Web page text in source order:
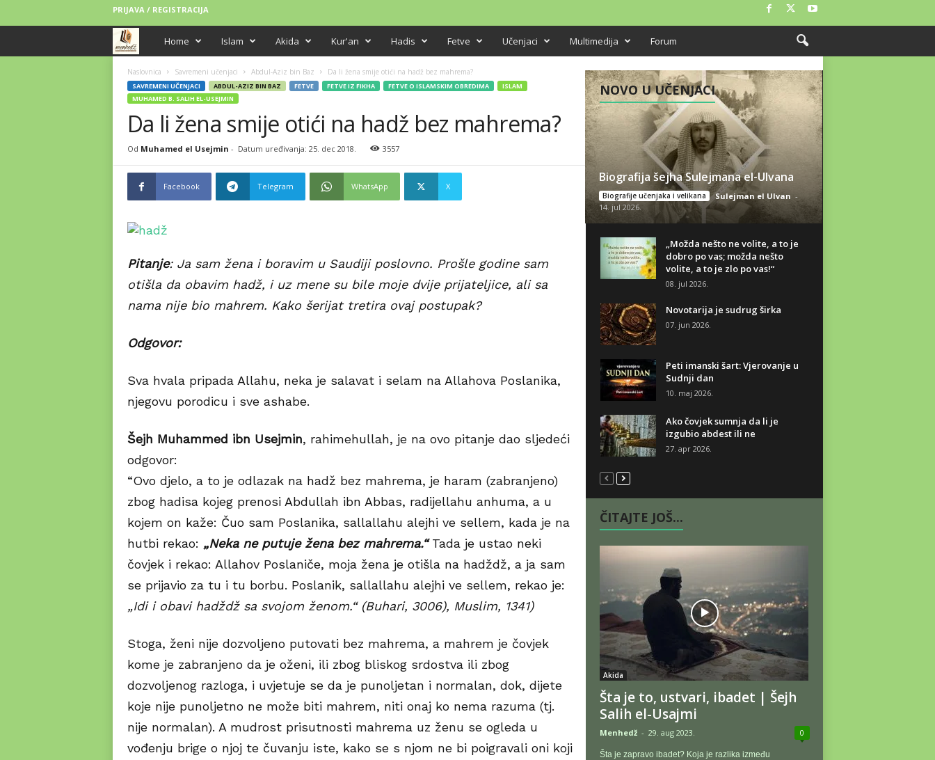
PRIJAVA / REGISTRACIJA
e
n
h
e
Home Islam Akida Kur'an Hadis Fetve Učenjaci Multimedija Forum
Naslovnica Savremeni učenjaci Abdul-Aziz bin Baz Da li žena smije otići na hadž bez mahrema?
SAVREMENI UČENJACI ABDUL-AZIZ BIN BAZ FETVE FETVE IZ FIKHA FETVE O ISLAMSKIM OBREDIMA
ISLAM
MUHAMED B. SALIH EL-USEJMIN
Da li žena smije otići na hadž bez mahrema?
Od Muhamed el Usejmin - Datum uređivanja: 25. dec 2018. 3557
Facebook Telegram WhatsApp X
Pitanje: Ja sam žena i boravim u Saudiji poslovno. Prošle godine sam
otišla da obavim hadž, i uz mene su bile moje dvije prijateljice, ali sa
nama nije bio mahrem. Kako šerijat tretira ovaj postupak?
Odgovor:
Sva hvala pripada Allahu, neka je salavat i selam na Allahova Poslanika,
njegovu porodicu i sve ashabe.
Šejh Muhammed ibn Usejmin, rahimehullah, je na ovo pitanje dao sljedeći
odgovor:
“Ovo djelo, a to je odlazak na hadž bez mahrema, je haram (zabranjeno)
zbog hadisa kojeg prenosi Abdullah ibn Abbas, radijellahu anhuma, a u
kojem on kaže: Čuo sam Poslanika, sallallahu alejhi ve sellem, kada je na
hutbi rekao: „Neka ne putuje žena bez mahrema.“ Tada je ustao neki
čovjek i rekao: Allahov Poslaniče, moja žena je otišla na hadždž, a ja sam
se prijavio za tu i tu borbu. Poslanik, sallallahu alejhi ve sellem, rekao je:
„Idi i obavi hadždž sa svojom ženom.“ (Buhari, 3006), Muslim, 1341)
Stoga, ženi nije dozvoljeno putovati bez mahrema, a mahrem je čovjek
kome je zabranjeno da je oženi, ili zbog bliskog srdostva ili zbog
dozvoljenog razloga, i uvjetuje se da je punoljetan i normalan, dok, dijete
koje nije punoljetno ne može biti mahrem, niti onaj ko nema razuma (tj.
nije normalan). A mudrost prisutnosti mahrema uz ženu se ogleda u
vođenju brige o njoj te čuvanju iste, kako se s njom ne bi poigravali oni koji
NOVO U UČENJACI
Biografija šejha Sulejmana el-Ulvana
Biografije učenjaka i velikana Sulejman el Ulvan -
14. jul 2026.
„Možda nešto ne volite, a to je
dobro po vas; možda nešto
volite, a to je zlo po vas!“
08. jul 2026.
Novotarija je sudrug širka
07. jun 2026.
Peti imanski šart: Vjerovanje u
Sudnji dan
10. maj 2026.
Ako čovjek sumnja da li je
izgubio abdest ili ne
27. apr 2026.
ČITAJTE JOŠ...
Akida
Šta je to, ustvari, ibadet | Šejh
Salih el-Usajmi
Menhedž - 29. aug 2023. 0
Šta je zapravo ibadet? Koja je razlika između